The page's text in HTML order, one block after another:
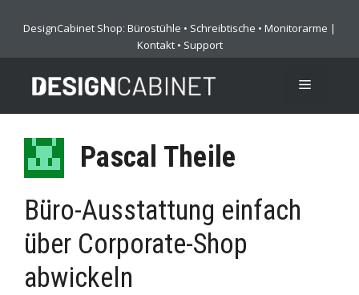
Inhalt
springen
DesignCabinet Shop: Bürostühle • Schreibtische • Monitorarme |
Kontakt• Support
MENÜ
Pascal Theile
Büro-Ausstattung einfach
über Corporate-Shop
abwickeln